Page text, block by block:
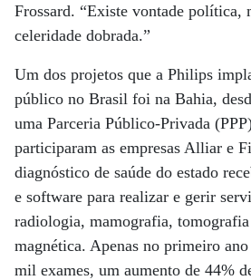
Frossard. “Existe vontade política,
celeridade dobrada.”
Um dos projetos que a Philips
público no Brasil foi na Bahia,
uma Parceria Público-Privada
participaram as empresas Alliar e
diagnóstico de saúde do estado
e software para realizar e gerir
radiologia, mamografia, tomografia
magnética. Apenas no primeiro
mil exames, um aumento de 44%